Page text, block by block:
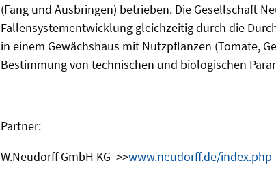
(Fang und Ausbringen) betrieben. Die Gesellschaft
Fallensystementwicklung gleichzeitig durch die
in einem Gewächshaus mit Nutzpflanzen (Tomate,
Bestimmung von technischen und biologischen
Partner:
W.Neudorff GmbH KG >>www.neudorff.de/index.php